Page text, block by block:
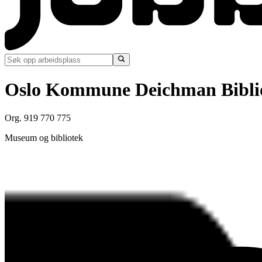
Oslo Kommune Deichman
Org. 919 770 775
Museum og bibliotek